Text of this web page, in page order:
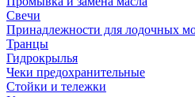
Свечи
Принадлежности для лодочных
Транцы
Гидрокрылья
Чеки предохранительные
Стойки и тележки